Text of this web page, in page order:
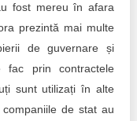
of key
fost mereu în afara
prezintă mai multe
de guvernare și
fac prin contractele
sunt utilizați în alte
de stat au